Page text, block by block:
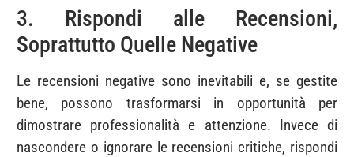
3. Rispondi alle Recensioni,
Soprattutto Quelle Negative
Le recensioni negative sono inevitabili e, se gestite
bene, possono trasformarsi in opportunità per
dimostrare professionalità e attenzione. Invece di
nascondere o ignorare le recensioni critiche, rispondi